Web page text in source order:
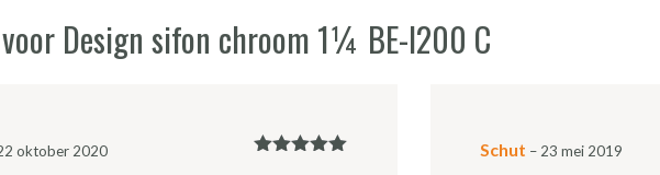
Design sifon chroom 1¼ BE-I200 C
oktober 2020 Schut – 23 mei 2019